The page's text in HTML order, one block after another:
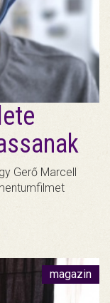
Gerő Marcell
magazin